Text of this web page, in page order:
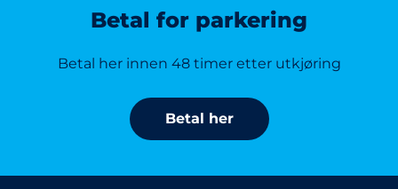
Betal for parkering
Betal her innen 48 timer etter utkjøring
Betal her